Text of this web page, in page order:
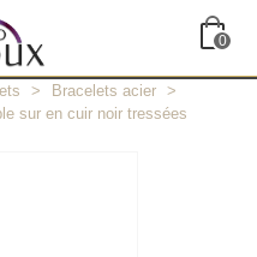
0
> Bracelets acier >
sur en cuir noir tressées